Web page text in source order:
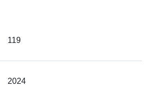
119
2024